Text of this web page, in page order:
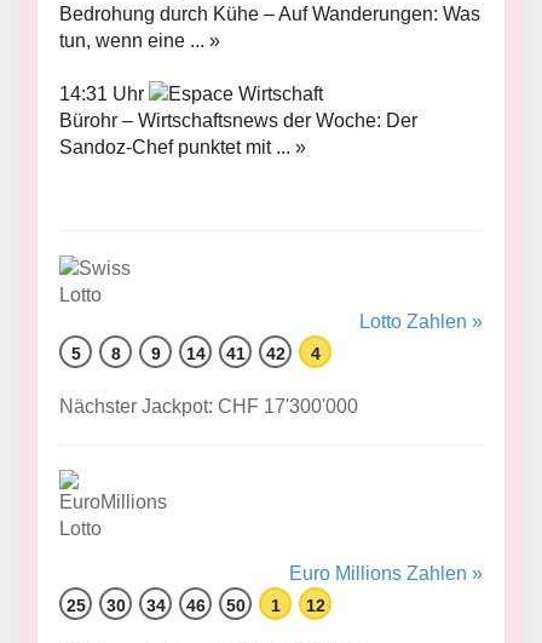
Bedrohung durch Kühe – Auf Wanderungen: Was
tun, wenn eine ... »
14:31 Uhr
Bürohr – Wirtschaftsnews der Woche: Der
Sandoz-Chef punktet mit ... »
Lotto Zahlen »
5 8 9 14 41 42 4
Nächster Jackpot: CHF 17'300'000
Euro Millions Zahlen »
25 30 34 46 50 1 12